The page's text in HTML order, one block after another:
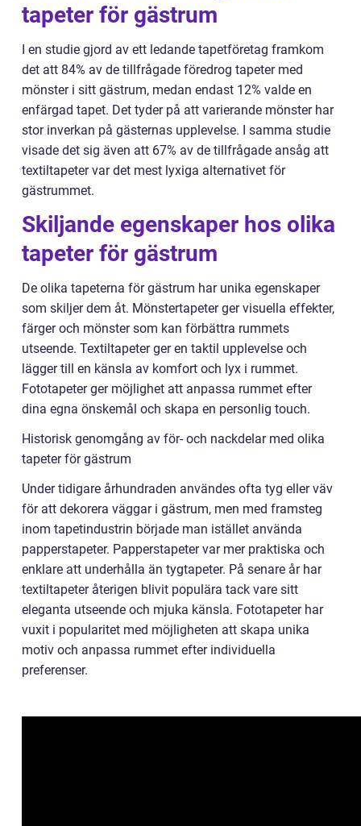
tapeter för gästrum
I en studie gjord av ett ledande tapetföretag framkom
det att 84% av de tillfrågade föredrog tapeter med
mönster i sitt gästrum, medan endast 12% valde en
enfärgad tapet. Det tyder på att varierande mönster har
stor inverkan på gästernas upplevelse. I samma studie
visade det sig även att 67% av de tillfrågade ansåg att
textiltapeter var det mest lyxiga alternativet för
gästrummet.
Skiljande egenskaper hos olika
tapeter för gästrum
De olika tapeterna för gästrum har unika egenskaper
som skiljer dem åt. Mönstertapeter ger visuella effekter,
färger och mönster som kan förbättra rummets
utseende. Textiltapeter ger en taktil upplevelse och
lägger till en känsla av komfort och lyx i rummet.
Fototapeter ger möjlighet att anpassa rummet efter
dina egna önskemål och skapa en personlig touch.
Historisk genomgång av för- och nackdelar med olika
tapeter för gästrum
Under tidigare århundraden användes ofta tyg eller väv
för att dekorera väggar i gästrum, men med framsteg
inom tapetindustrin började man istället använda
papperstapeter. Papperstapeter var mer praktiska och
enklare att underhålla än tygtapeter. På senare år har
textiltapeter återigen blivit populära tack vare sitt
eleganta utseende och mjuka känsla. Fototapeter har
vuxit i popularitet med möjligheten att skapa unika
motiv och anpassa rummet efter individuella
preferenser.